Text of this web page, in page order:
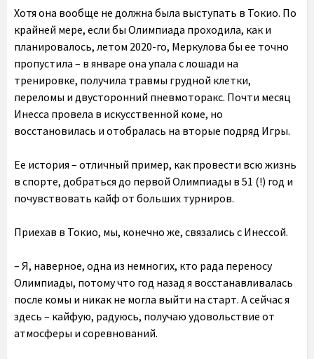
Хотя она вообще не должна была выступать в Токио. По
крайней мере, если бы Олимпиада проходила, как и
планировалось, летом 2020-го, Меркулова бы ее точно
пропустила – в январе она упала с лошади на
тренировке, получила травмы грудной клетки,
переломы и двусторонний пневмоторакс. Почти месяц
Инесса провела в искусственной коме, но
восстановилась и отобралась на вторые подряд Игры.
Ее история – отличный пример, как провести всю жизнь
в спорте, добраться до первой Олимпиады в 51 (!) год и
почувствовать кайф от больших турниров.
Приехав в Токио, мы, конечно же, связались с Инессой.
– Я, наверное, одна из немногих, кто рада переносу
Олимпиады, потому что год назад я восстанавливалась
после комы и никак не могла выйти на старт. А сейчас я
здесь – кайфую, радуюсь, получаю удовольствие от
атмосферы и соревнований.